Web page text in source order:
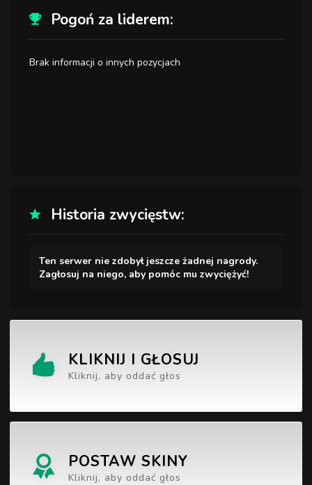
Pogoń za liderem:
Brak informacji o innych pozycjach
Historia zwycięstw:
Ten serwer nie zdobył jeszcze żadnej nagrody.
Zagłosuj na niego, aby pomóc mu zwyciężyć!
KLIKNIJ I GŁOSUJ
Kliknij, aby oddać głos
POSTAW SKINY
Kliknij, aby oddać głos